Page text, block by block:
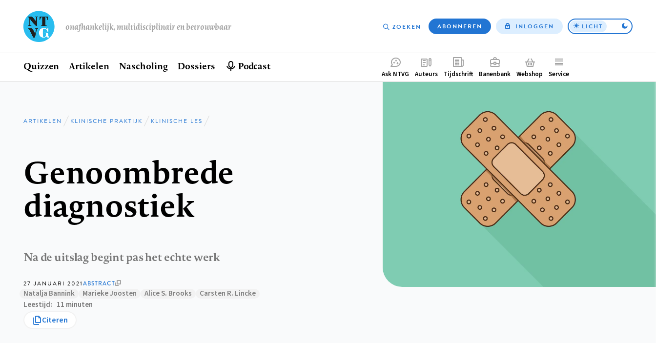
onafhankelijk, multidisciplinair en betrouwbaar
Top
ZOEKEN ABONNEREN INLOGGEN LICHT
Hoofdnavigatie
Home
Quizzen Artikelen Nascholing Dossiers Podcast
Complementair
Ask NTVG Auteurs Tijdschrift Banenbank Webshop Service
Na de uitslag begint pas het echte werk
Kruimelpad
ARTIKELEN KLINISCHE PRAKTIJK KLINISCHE LES
Genoombrede
diagnostiek
27 JANUARI 2021ABSTRACT
Natalja Bannink Marieke Joosten Alice S. Brooks
Carsten R. Lincke
Leestijd
11 minuten
Citeren